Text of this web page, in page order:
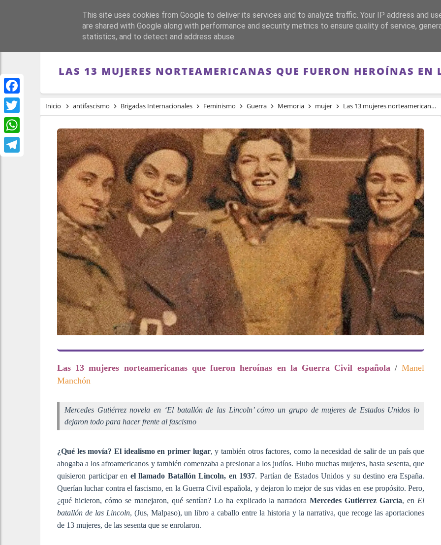
Facebook
Twitter
WhatsApp
PORTADA REPÚBLICA FRANQUISMO GUERRA DE ESPAÑA MEMORIA
LAS 13 MUJERES NORTEAMERICANAS QUE FUERON HEROÍNAS
Inicio antifascismo Brigadas Internacionales Feminismo Guerra Memoria mujer Las 13 mujeres norteamericanas que fueron heroínas en la Guerra Civil española
Las 13 mujeres norteamericanas que fueron heroínas en la Guerra Civil española /Manel
Manchón
Mercedes Gutiérrez novela en ‘El batallón de las Lincoln’ cómo un grupo de mujeres de Estados Unidos lo
dejaron todo para hacer frente al fascismo
¿Qué les movía? El idealismo en primer lugar, y también otros factores, como la necesidad de salir de un país que
ahogaba a los afroamericanos y también comenzaba a presionar a los judíos. Hubo muchas mujeres, hasta sesenta, que
quisieron participar en el llamado Batallón Lincoln, en 1937. Partían de Estados Unidos y su destino era España.
Querían luchar contra el fascismo, en la Guerra Civil española, y dejaron lo mejor de sus vidas en ese propósito. Pero,
¿qué hicieron, cómo se manejaron, qué sentían? Lo ha explicado la narradoraMercedes Gutiérrez García, en El
batallón de las Lincoln, (Jus, Malpaso), un libro a caballo entre la historia y la narrativa, que recoge las aportaciones
de 13 mujeres, de las sesenta que se enrolaron.
This site uses cookies from Google to deliver its services and to analyze traffic. Your IP address and
are shared with Google along with performance and security metrics to ensure quality of service,
statistics, and to detect and address abuse.